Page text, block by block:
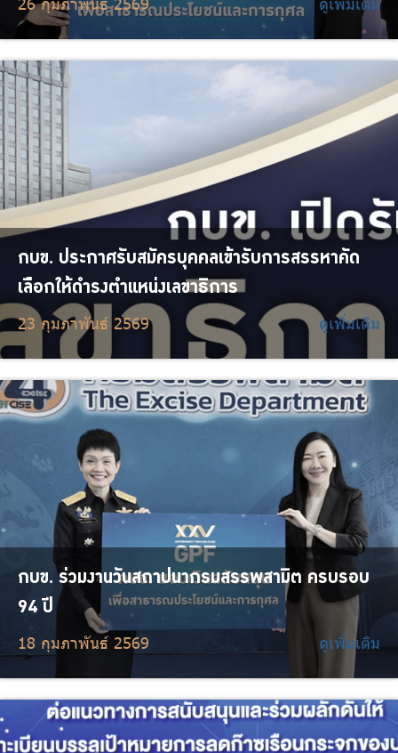
กบข. ประกาศรับสมัครบุคคลเข้ารับการสรรหาคัด
เลือกให้ดำรงตำแหน่งเลขาธิการ
23 กุมภาพันธ์ 2569 ดูเพิ่มเติม
กบข. ร่วมงานวันสถาปนากรมสรรพสามิต ครบรอบ
94 ปี
18 กุมภาพันธ์ 2569 ดูเพิ่มเติม